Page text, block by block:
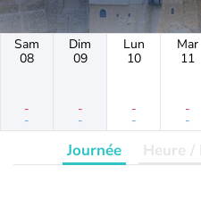
Sam
08
-
-
Dim
09
-
-
Lun
10
-
-
Mar
11
-
-
Journée Heure /